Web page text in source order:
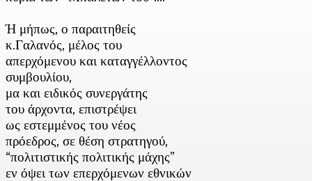
Ή μήπως, ο παραιτηθείς
κ.Γαλανός, μέλος του
απερχόμενου και καταγγέλλοντος
συμβουλίου,
μα και ειδικός συνεργάτης
του άρχοντα, επιστρέψει
ως εστεμμένος του νέος
πρόεδρος, σε θέση στρατηγού,
“πολιτιστικής πολιτικής μάχης”
εν όψει των επερχόμενων εθνικών